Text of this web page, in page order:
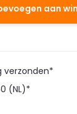
aan
verzonden*
(NL)*